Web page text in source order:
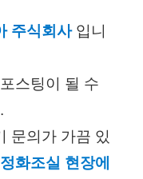
주식회사 입니
스팅이 될 수
문의가 가끔 있
정화조실 현장에